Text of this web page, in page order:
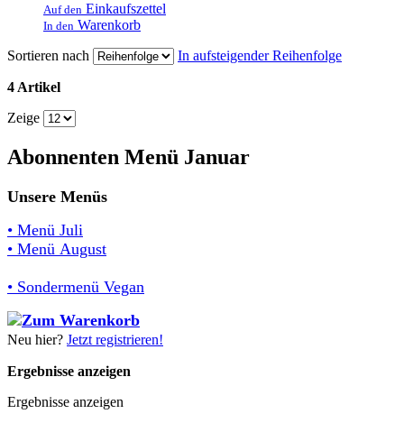
Auf den Einkaufszettel
In den Warenkorb
Sortieren nach
In aufsteigender Reihenfolge
4 Artikel
Zeige
Abonnenten Menü Januar
Unsere Menüs
• Menü Juli
• Menü August
• Sondermenü Vegan
Neu hier? Jetzt registrieren!
Ergebnisse anzeigen
Ergebnisse anzeigen